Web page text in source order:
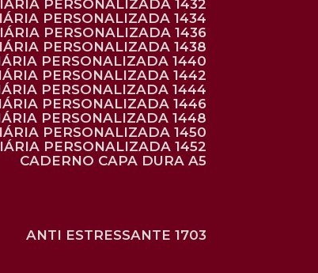
PERSONALIZADA 1432
PERSONALIZADA 1434
PERSONALIZADA 1436
PERSONALIZADA 1438
PERSONALIZADA 1440
PERSONALIZADA 1442
PERSONALIZADA 1444
PERSONALIZADA 1446
PERSONALIZADA 1448
PERSONALIZADA 1450
PERSONALIZADA 1452
CADERNO CAPA DURA A5
ANTI ESTRESSANTE 1703